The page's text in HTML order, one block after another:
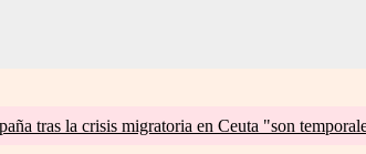
tras la crisis migratoria en Ceuta "son